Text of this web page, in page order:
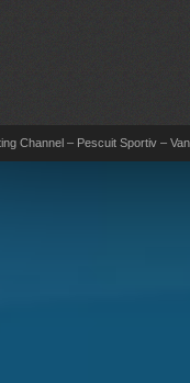
Channel – Pescuit Sportiv –